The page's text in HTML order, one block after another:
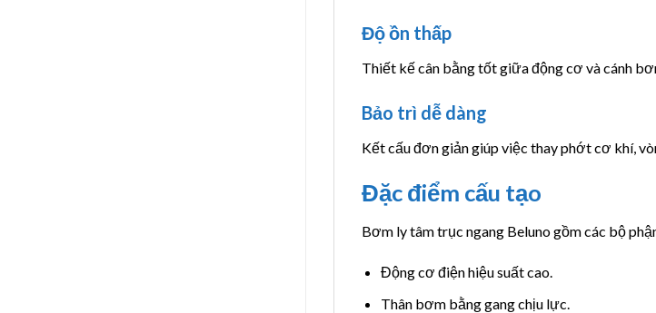
Độ ồn thấp
Thiết kế cân bằng tốt giữa động cơ và cánh
Bảo trì dễ dàng
Kết cấu đơn giản giúp việc thay phớt cơ khí,
Đặc điểm cấu tạo
Bơm ly tâm trục ngang Beluno gồm các bộ
Động cơ điện hiệu suất cao.
Thân bơm bằng gang chịu lực.